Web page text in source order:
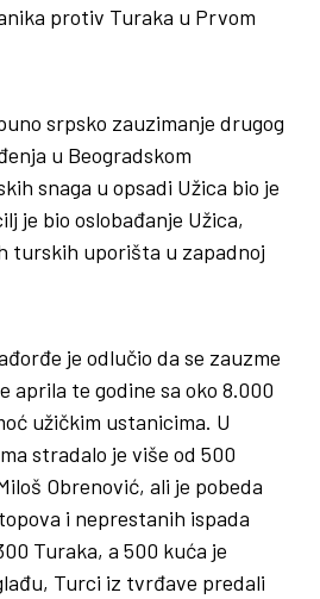
protiv Turaka u Prvom
srpsko zauzimanje drugog
u Beogradskom
snaga u opsadi Užica bio je
je bio oslobađanje Užica,
turskih uporišta u zapadnoj
je odlučio da se zauzme
aprila te godine sa oko 8.000
užičkim ustanicima. U
stradalo je više od 500
Obrenović, ali je pobeda
i neprestanih ispada
Turaka, a 500 kuća je
Turci iz tvrđave predali